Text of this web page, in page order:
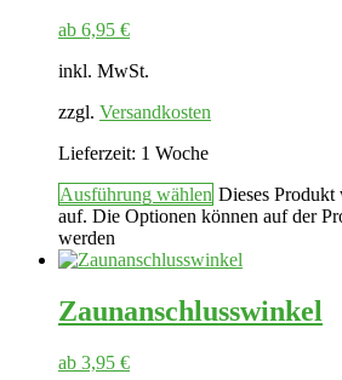
ab 6,95 €
inkl. MwSt.
zzgl. Versandkosten
Lieferzeit: 1 Woche
Ausführung wählen Dieses Produkt
auf. Die Optionen können auf der
werden
Zaunanschlusswinkel
ab 3,95 €